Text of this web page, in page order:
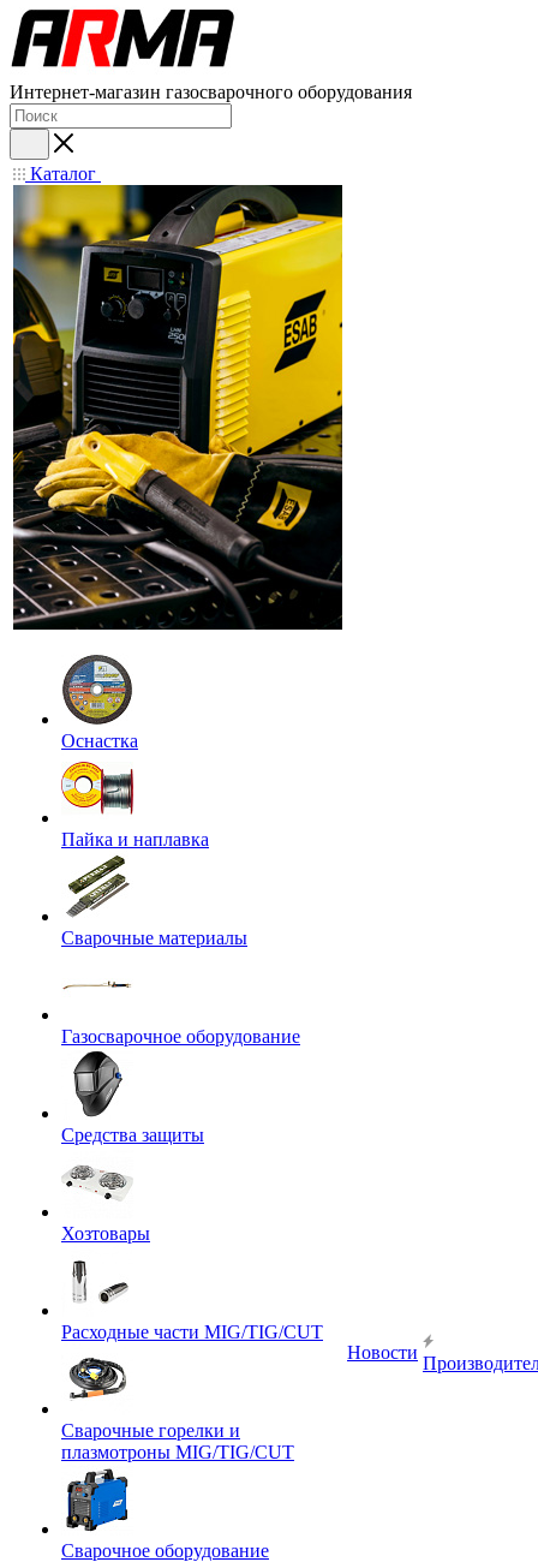
Интернет-магазин газосварочного оборудования
Каталог
Оснастка
Пайка и наплавка
Сварочные материалы
Газосварочное оборудование
Средства защиты
Хозтовары
Расходные части MIG/TIG/CUT
Сварочные горелки и
плазмотроны MIG/TIG/CUT
Сварочное оборудование
Новости